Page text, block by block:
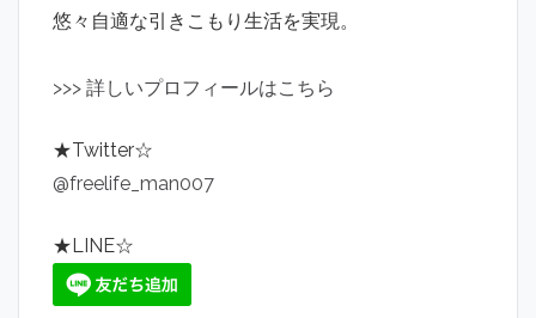
悠々自適な引きこもり生活を実現。
>>> 詳しいプロフィールはこちら
★Twitter☆
@freelife_man007
★LINE☆